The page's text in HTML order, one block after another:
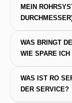
MEIN
WAS BRINGT
WIE SPARE
WAS IST RO
DER SERVICE?